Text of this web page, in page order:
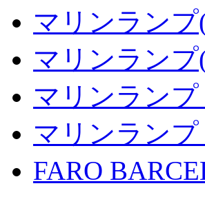
マリンラン
マリンラン
マリンラン
マリンラン
FARO